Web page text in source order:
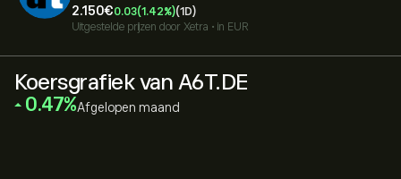
2.150‎€‎0.03(1.42%)(1D)
Uitgestelde prijzen door Xetra • in EUR
Koersgrafiek van A6T.DE
‎0.47‎ Afgelopen maand